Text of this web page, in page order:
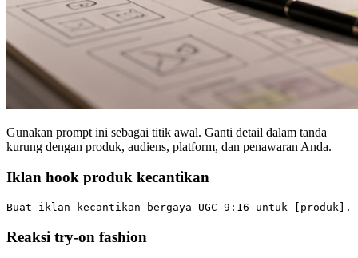
Gunakan prompt ini sebagai titik awal. Ganti detail dalam tanda
kurung dengan produk, audiens, platform, dan penawaran Anda.
Iklan hook produk kecantikan
Reaksi try-on fashion